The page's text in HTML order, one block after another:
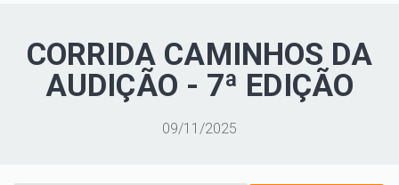
CORRIDA CAMINHOS DA
AUDIÇÃO - 7ª EDIÇÃO
09/11/2025